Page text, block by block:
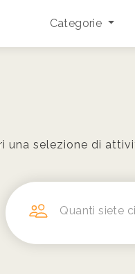
Categorie
una selezione di
Quanti siete